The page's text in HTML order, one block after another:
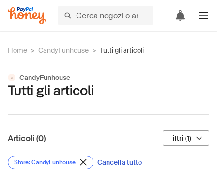
Home > CandyFunhouse > Tutti gli articoli
C CandyFunhouse
Tutti gli articoli
Articoli (0) Filtri (1)
Store: CandyFunhouse Cancella tutto